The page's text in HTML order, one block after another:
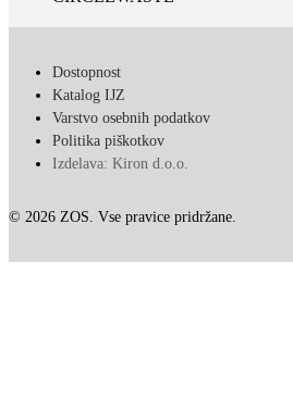
© 2026 ZOS. Vse pravice pridržane.
Dostopnost
Katalog IJZ
Varstvo osebnih podatkov
Politika piškotkov
Izdelava: Kiron d.o.o.